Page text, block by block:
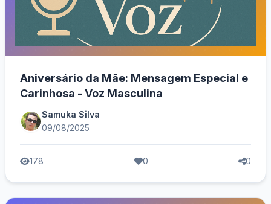
Aniversário da Mãe: Mensagem Especial e
Carinhosa - Voz Masculina
Samuka Silva
09/08/2025
178 0 0